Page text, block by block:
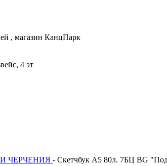
, магазин КанцПарк
4 эт
ЧЕРЧЕНИЯ - Скетчбук А5 80л. 7БЦ BG